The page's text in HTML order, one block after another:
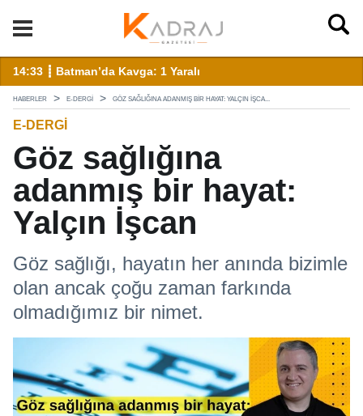
14:33 ┋ Batman’da Kavga: 1 Yaralı
HABERLER E-DERGI GÖZ SAĞLIĞINA ADANMIŞ BIR HAYAT: YALÇIN İŞCA...
E-DERGI
Göz sağlığına
adanmış bir hayat:
Yalçın İşcan
Göz sağlığı, hayatın her anında bizimle
olan ancak çoğu zaman farkında
olmadığımız bir nimet.